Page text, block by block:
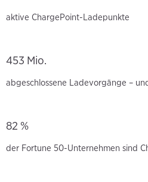
aktive ChargePoint-Ladepunkte
453 Mio.
abgeschlossene Ladevorgänge –
82 %
der Fortune 50-Unternehmen sind